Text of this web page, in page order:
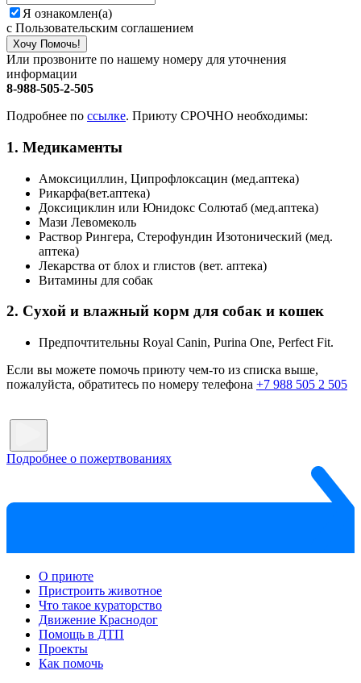
Я ознакомлен(а)
с Пользовательским соглашением
Хочу Помочь!
Или прозвоните по нашему номеру для уточнения
информации
8-988-505-2-505
Подробнее по ссылке. Приюту СРОЧНО необходимы:
1. Медикаменты
Амоксициллин, Ципрофлоксацин (мед.аптека)
Рикарфа(вет.аптека)
Доксициклин или Юнидокс Солютаб (мед.аптека)
Мази Левомеколь
Раствор Рингера, Стерофундин Изотонический (мед.
аптека)
Лекарства от блох и глистов (вет. аптека)
Витамины для собак
2. Сухой и влажный корм для собак и кошек
Предпочтительны Royal Canin, Purina One, Perfect Fit.
Если вы можете помочь приюту чем-то из списка выше,
пожалуйста, обратитесь по номеру телефона +7 988 505 2 505
Подробнее о пожертвованиях
О приюте
Пристроить животное
Что такое кураторство
Движение Краснодог
Помощь в ДТП
Проекты
Как помочь